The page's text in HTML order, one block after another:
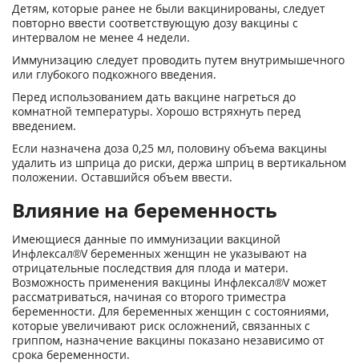
Детям, которые ранее не были вакцинированы, следует
повторно ввести соответствующую дозу вакцины с
интервалом не менее 4 недели.
Иммунизацию следует проводить путем внутримышечного
или глубокого подкожного введения.
Перед использованием дать вакцине нагреться до
комнатной температуры. Хорошо встряхнуть перед
введением.
Если назначена доза 0,25 мл, половину объема вакцины
удалить из шприца до риски, держа шприц в вертикальном
положении. Оставшийся объем ввести.
Влияние на беременность
Имеющиеся данные по иммунизации вакциной
Инфлексал®V беременных женщин не указывают на
отрицательные последствия для плода и матери.
Возможность применения вакцины Инфлексал®V может
рассматриваться, начиная со второго триместра
беременности. Для беременных женщин с состояниями,
которые увеличивают риск осложнений, связанных с
гриппом, назначение вакцины показано независимо от
срока беременности.